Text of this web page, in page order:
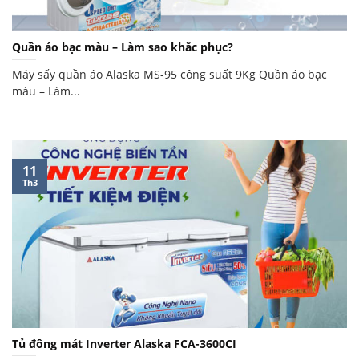
Quần áo bạc màu – Làm sao khắc phục?
Máy sấy quần áo Alaska MS-95 công suất 9Kg Quần áo bạc
màu – Làm...
Tủ đông mát Inverter Alaska FCA-3600CI
11
Th3